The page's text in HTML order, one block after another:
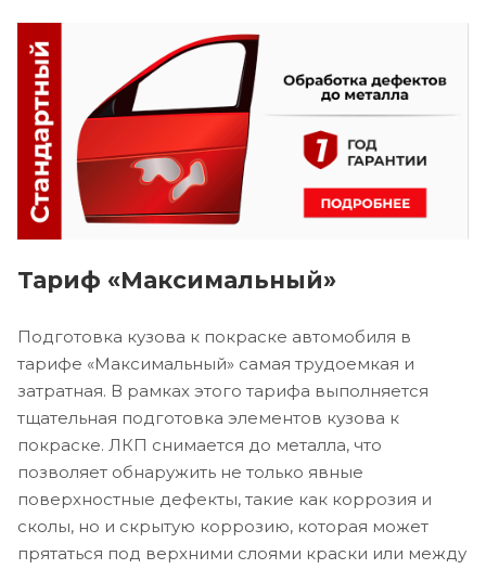
Тариф «Максимальный»
Подготовка кузова к покраске автомобиля в
тарифе «Максимальный» самая трудоемкая и
затратная. В рамках этого тарифа выполняется
тщательная подготовка элементов кузова к
покраске. ЛКП снимается до металла, что
позволяет обнаружить не только явные
поверхностные дефекты, такие как коррозия и
сколы, но и скрытую коррозию, которая может
прятаться под верхними слоями краски или между